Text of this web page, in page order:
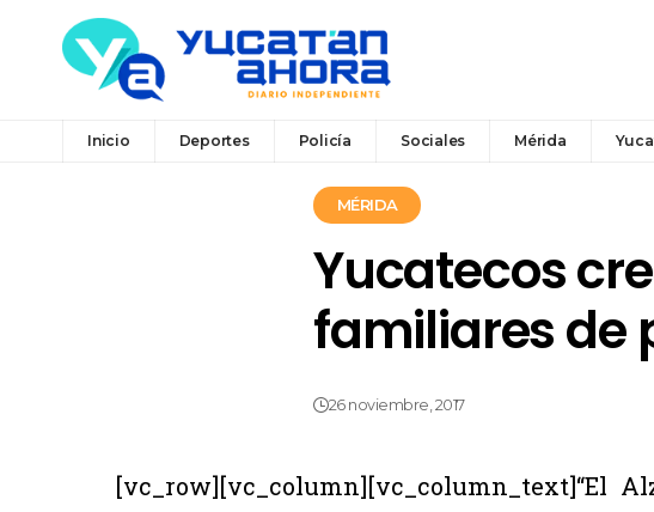
Inicio Deportes Policía Sociales Mérida
MÉRIDA
Yucatecos
familiares de
26 noviembre, 2017
[vc_row][vc_column][vc_column_text]“El